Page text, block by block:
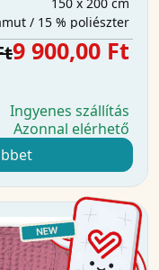
/ 15 % poliészter
9 900,00 Ft
Ingyenes szállítás
Azonnal elérhető